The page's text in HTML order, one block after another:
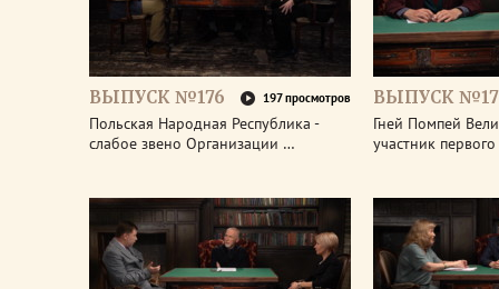
ВЫПУСК №176 197 просмотров
Польская Народная Республика -
слабое звено Организации …
ВЫПУСК
Гней Помпей
участник